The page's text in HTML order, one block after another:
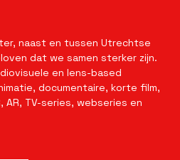
naast en tussen Utrechtse
dat we samen sterker zijn.
en lens-based
documentaire, korte film,
AR, TV-series, webseries en